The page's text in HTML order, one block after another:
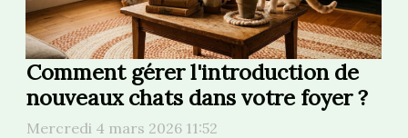
Comment gérer l'introduction de
nouveaux chats dans votre foyer ?
Mercredi 4 mars 2026 11:52